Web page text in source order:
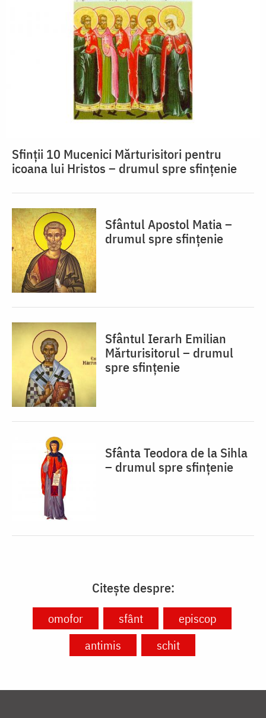
Sfinții 10 Mucenici Mărturisitori pentru
icoana lui Hristos – drumul spre sfințenie
Sfântul Apostol Matia –
drumul spre sfințenie
Sfântul Ierarh Emilian
Mărturisitorul – drumul
spre sfințenie
Sfânta Teodora de la Sihla
– drumul spre sfințenie
Citește despre:
omofor sfânt
episcop
antimis
schit